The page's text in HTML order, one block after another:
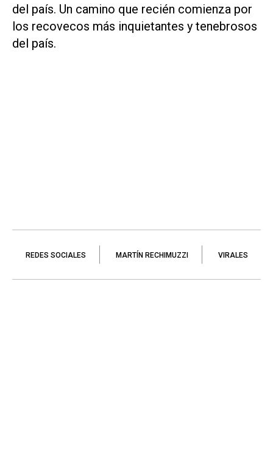
del país. Un camino que recién comienza por
los recovecos más inquietantes y tenebrosos
del país.
REDES SOCIALES MARTÍN RECHIMUZZI VIRALES